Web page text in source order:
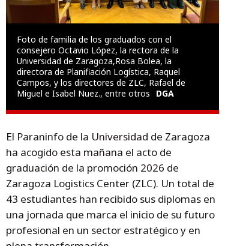
Foto de familia de los graduados con el
consejero Octavio López, la rectora de la
Universidad de Zaragoza,Rosa Bolea, la
directora de Planifiación Logística, Raquel
Campos, y los directores de ZLC, Rafael de
Miguel e Isabel Nuez., entre otros
DGA
El Paraninfo de la Universidad de Zaragoza
ha acogido esta mañana el acto de
graduación de la promoción 2026 de
Zaragoza Logistics Center (ZLC). Un total de
43 estudiantes han recibido sus diplomas en
una jornada que marca el inicio de su futuro
profesional en un sector estratégico y en